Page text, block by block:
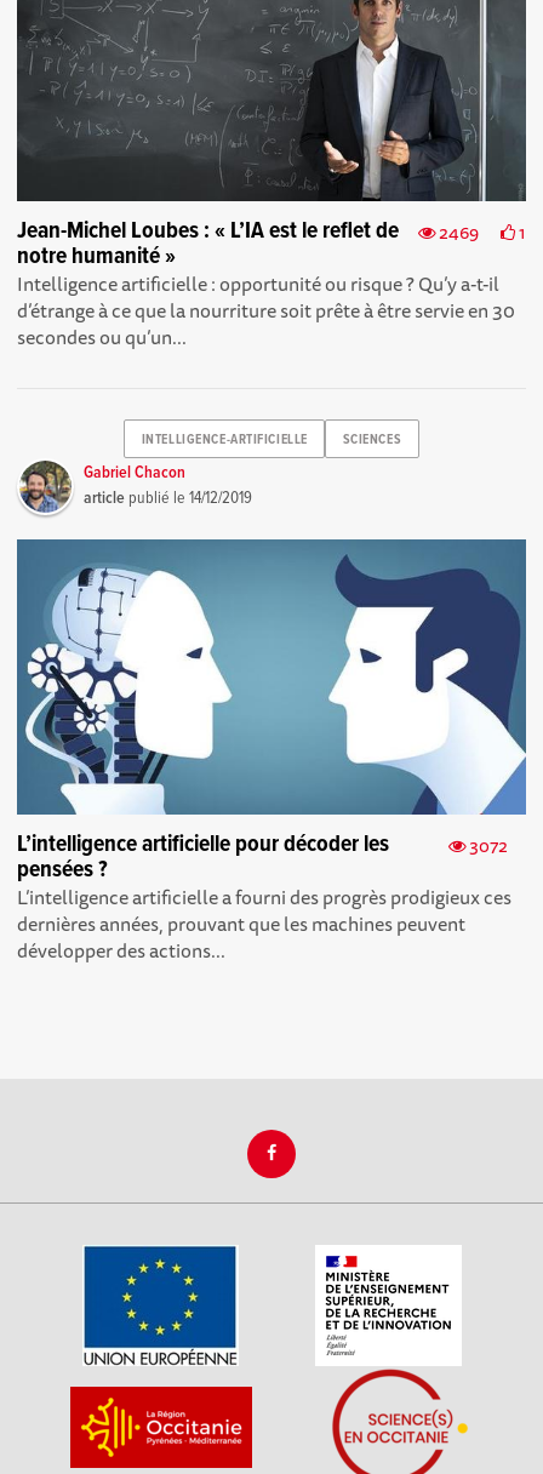
2469 1
Jean-Michel Loubes : « L’IA est le reflet de
notre humanité »
Intelligence artificielle : opportunité ou risque ? Qu’y a-t-il
d’étrange à ce que la nourriture soit prête à être servie en 30
secondes ou qu’un...
INTELLIGENCE-ARTIFICIELLE SCIENCES
Gabriel Chacon
article publié le14/12/2019
3072
L’intelligence artificielle pour décoder les
pensées ?
L’intelligence artificielle a fourni des progrès prodigieux ces
dernières années, prouvant que les machines peuvent
développer des actions...